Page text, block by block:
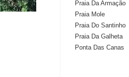
Praia Da Armação
Praia Mole
Praia Do Santinho
Praia Da Galheta
Ponta Das Canas